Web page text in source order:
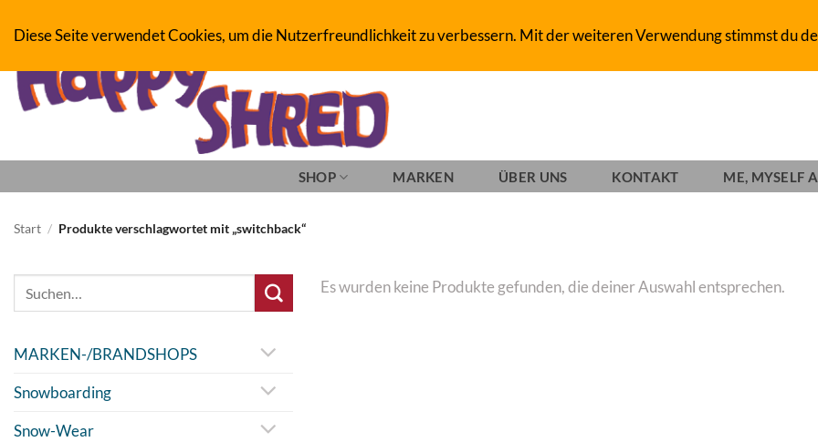
Inhalt
SHOP MARKEN ÜBER UNS KONTAKT ME, MYSELF
Start / Produkte verschlagwortet mit „switchback“
MARKEN-/BRANDSHOPS
Snowboarding
Snow-Wear
Es wurden keine Produkte gefunden, die deiner Auswahl entsprechen.
Diese Seite verwendet Cookies, um die Nutzerfreundlichkeit zu verbessern. Mit der weiteren Verwendung stimmst du